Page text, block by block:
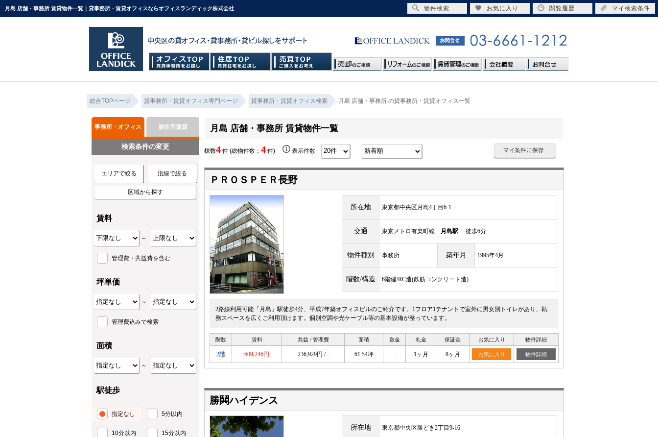
月島 店舗・事務所 賃貸物件一覧｜貸事務所・賃貸オフィスならオフィスランディック株式会社
総合TOPページ 貸事務所・賃貸オフィス専門ページ 貸事務所・賃貸オフィス検索 月島 店舗・事務所 の貸事務所・賃貸オフィス一覧
月島 店舗・事務所 賃貸物件一覧
棟数4 件 (総物件数： 4 件) 表示件数
ＰＲＯＳＰＥＲ長野
所在地 東京都中央区月島4丁目6-1
交通 東京メトロ有楽町線 月島駅 徒歩6分
物件種別 事務所 築年月 1995年4月
階数/構造 6階建/RC造(鉄筋コンクリート造)
2路線利用可能「月島」駅徒歩4分、平成7年築オフィスビルのご紹介です。1フロア1テナントで室外に男女別トイレがあり、執
務スペースを広くご利用頂けます。個別空調や光ケーブル等の基本設備が整っています。
階数 賃料 共益 / 管理費 面積 敷金 礼金 保証金 お気に入り 物件詳細
2階 609,246円 236,929円 / - 61.54坪 - 1ヶ月 8ヶ月 お気に入り 物件詳細
勝鬨ハイデンス
所在地 東京都中央区勝どき2丁目9-16
事務所・オフィス 居住用賃貸
検索条件の変更
エリアで絞る 沿線で絞る
区域から探す
賃料
～
管理費・共益費を含む
坪単価
～
管理費込みで検索
面積
～
駅徒歩
指定なし 5分以内
10分以内 15分以内
物件検索 お気に入り 閲覧履歴 マイ検索条件